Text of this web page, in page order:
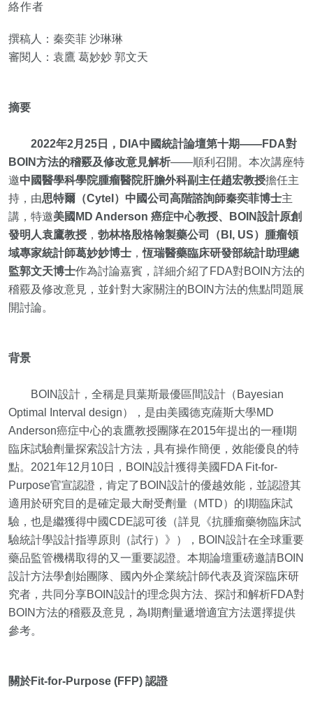
絡作者
撰稿人：秦奕菲 沙琳琳
審閱人：袁鷹 葛妙妙 郭文天
摘要
2022年2月25日，DIA中國統計論壇第十期——FDA對
BOIN方法的稽覈及修改意見解析——順利召開。本次講座特
邀中國醫學科學院腫瘤醫院肝膽外科副主任趙宏教授擔任主
持，由思特爾（Cytel）中國公司高階諮詢師秦奕菲博士主
講，特邀美國MD Anderson 癌症中心教授、BOIN設計原創
發明人袁鷹教授 ， 勃林格殷格翰製藥公司（BI, US）腫瘤領
域專家統計師葛妙妙博士 ，恆瑞醫藥臨床研發部統計助理總
監郭文天博士作為討論嘉賓，詳細介紹了FDA對BOIN方法的
稽覈及修改意見，並針對大家關注的BOIN方法的焦點問題展
開討論。
背景
BOIN設計，全稱是貝葉斯最優區間設計（Bayesian
Optimal Interval design），是由美國德克薩斯大學MD
Anderson癌症中心的袁鷹教授團隊在2015年提出的一種I期
臨床試驗劑量探索設計方法，具有操作簡便，效能優良的特
點。2021年12月10日，BOIN設計獲得美國FDA Fit-for-
Purpose官宣認證，肯定了BOIN設計的優越效能，並認證其
適用於研究目的是確定最大耐受劑量（MTD）的I期臨床試
驗，也是繼獲得中國CDE認可後（詳見《抗腫瘤藥物臨床試
驗統計學設計指導原則（試行）》），BOIN設計在全球重要
藥品監管機構取得的又一重要認證。本期論壇重磅邀請BOIN
設計方法學創始團隊、國內外企業統計師代表及資深臨床研
究者，共同分享BOIN設計的理念與方法、探討和解析FDA對
BOIN方法的稽覈及意見，為I期劑量遞增適宜方法選擇提供
參考。
關於Fit-for-Purpose (FFP) 認證